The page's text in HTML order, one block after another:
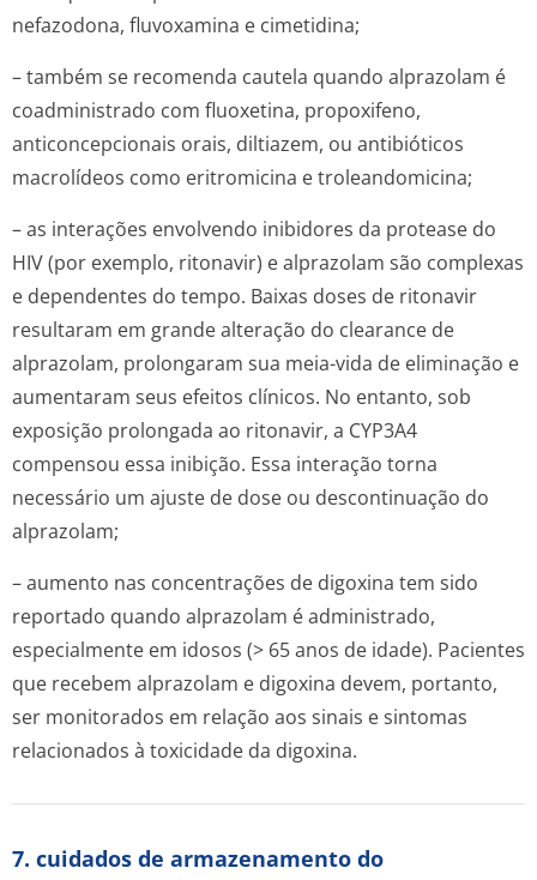
nefazodona, fluvoxamina e cimetidina;
– também se recomenda cautela quando alprazolam é
coadministrado com fluoxetina, propoxifeno,
anticoncepcionais orais, diltiazem, ou antibióticos
macrolídeos como eritromicina e troleandomicina;
– as interações envolvendo inibidores da protease do
HIV (por exemplo, ritonavir) e alprazolam são complexas
e dependentes do tempo. Baixas doses de ritonavir
resultaram em grande alteração do clearance de
alprazolam, prolongaram sua meia-vida de eliminação e
aumentaram seus efeitos clínicos. No entanto, sob
exposição prolongada ao ritonavir, a CYP3A4
compensou essa inibição. Essa interação torna
necessário um ajuste de dose ou descontinuação do
alprazolam;
– aumento nas concentrações de digoxina tem sido
reportado quando alprazolam é administrado,
especialmente em idosos (> 65 anos de idade). Pacientes
que recebem alprazolam e digoxina devem, portanto,
ser monitorados em relação aos sinais e sintomas
relacionados à toxicidade da digoxina.
7. cuidados de armazenamento do